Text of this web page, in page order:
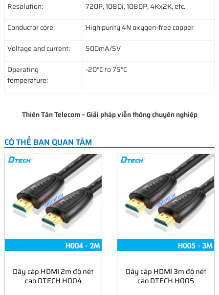
Resolution:
720P, 1080i, 1080P, 4Kx2K, etc.
Conductor core:
High purity 4N oxygen-free copper
Voltage and current:
500mA/5V
Operating
temperature:
-20°C to 75°C
Thiên Tân Telecom – Giải pháp viễn thông chuyên nghiệp
CÓ THỂ BẠN QUAN TÂM
Dây cáp HDMI 2m độ nét
cao DTECH H004
Dây cáp HDMI 3m độ nét
cao DTECH H005